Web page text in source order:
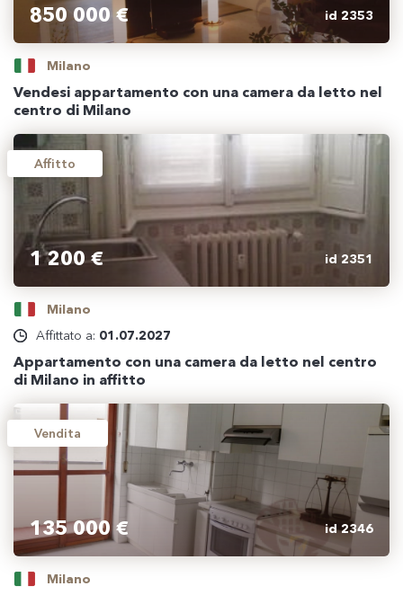
850 000 € id 2353
Milano
Vendesi appartamento con una camera da letto nel
centro di Milano
Affitto
1 200 € id 2351
Milano
Affittato a: 01.07.2027
Appartamento con una camera da letto nel centro
di Milano in affitto
Vendita
135 000 € id 2346
Milano